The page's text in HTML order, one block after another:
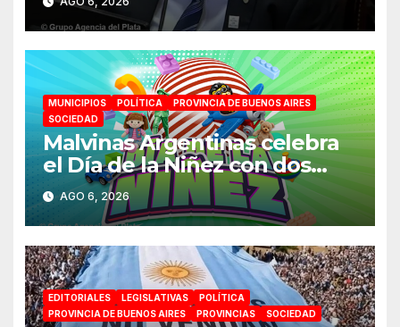
político por traición a la Patria
MUNICIPIOS POLÍTICA
PROVINCIA DE BUENOS AIRES
SOCIEDAD
Malvinas Argentinas celebra
el Día de la Niñez con dos
jornadas de juegos,
espectáculos y actividades
para toda la familia
AGO 6, 2026
EDITORIALES LEGISLATIVAS
POLÍTICA
PROVINCIA DE BUENOS AIRES
PROVINCIAS SOCIEDAD